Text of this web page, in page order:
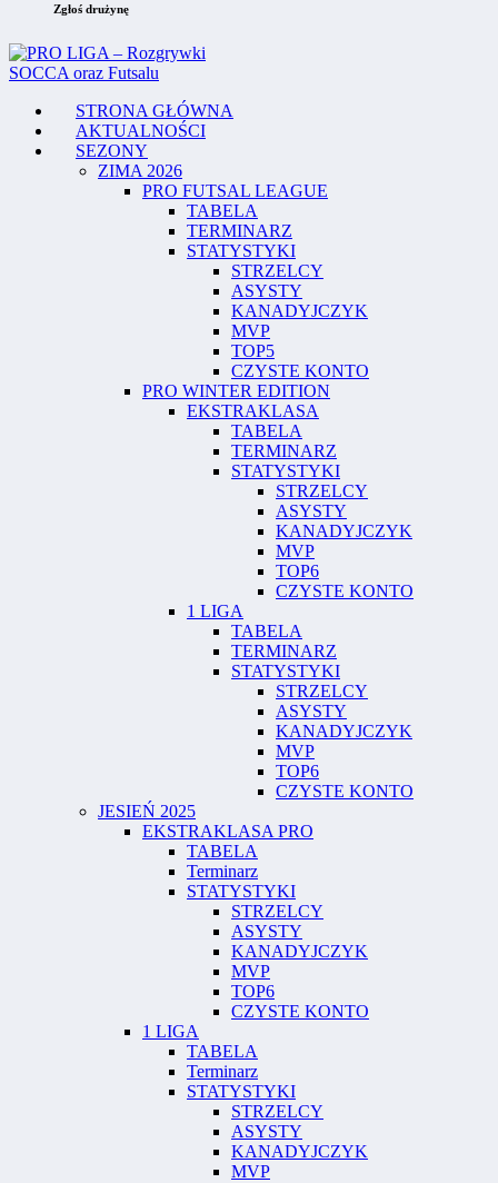
Zgłoś drużynę
STRONA GŁÓWNA
AKTUALNOŚCI
SEZONY
ZIMA 2026
PRO FUTSAL LEAGUE
TABELA
TERMINARZ
STATYSTYKI
STRZELCY
ASYSTY
KANADYJCZYK
MVP
TOP5
CZYSTE KONTO
PRO WINTER EDITION
EKSTRAKLASA
TABELA
TERMINARZ
STATYSTYKI
STRZELCY
ASYSTY
KANADYJCZYK
MVP
TOP6
CZYSTE KONTO
1 LIGA
TABELA
TERMINARZ
STATYSTYKI
STRZELCY
ASYSTY
KANADYJCZYK
MVP
TOP6
CZYSTE KONTO
JESIEŃ 2025
EKSTRAKLASA PRO
TABELA
Terminarz
STATYSTYKI
STRZELCY
ASYSTY
KANADYJCZYK
MVP
TOP6
CZYSTE KONTO
1 LIGA
TABELA
Terminarz
STATYSTYKI
STRZELCY
ASYSTY
KANADYJCZYK
MVP